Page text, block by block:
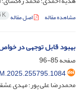
مشاهده مقاله اصل مقاله
بهبود قابل توجهی در
صفحه85-96
محمدرضا علی پور؛ مهدی